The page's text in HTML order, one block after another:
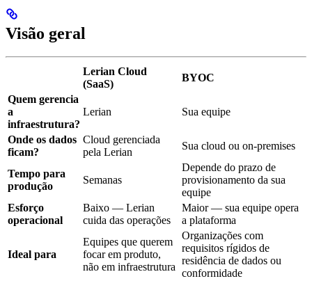
Visão geral
Lerian Cloud
(SaaS)
BYOC
Quem gerencia
a
infraestrutura?
Lerian Sua equipe
Onde os dados
ficam?
Cloud gerenciada
pela Lerian
Sua cloud ou on-premises
Tempo para
produção
Semanas
Depende do prazo de
provisionamento da sua
equipe
Esforço
operacional
Baixo — Lerian
cuida das operações
Maior — sua equipe opera
a plataforma
Ideal para
Equipes que querem
focar em produto,
não em infraestrutura
Organizações com
requisitos rígidos de
residência de dados ou
conformidade